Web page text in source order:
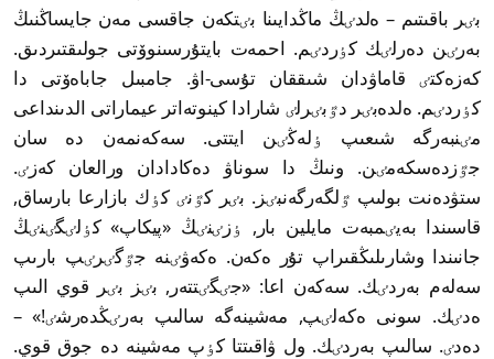
بٸر باقىتىم – ەلدٸڭ ماڭدايىنا بٸتكەن جاقسى مەن جايساڭنىڭ
بەرٸن دەرلٸك كٶردٸم. احمەت بايتۇرسىنوۆتى جولىقتىردىق.
كەزەكتٸ قاماۋدان شىققان تۇسى-اۋ. جامبىل جاباەۆتى دا
كٶردٸم. ەلدەبٸر دٷبٸرلٸ شارادا كينوتەاتر عيماراتى الدىنداعى
مٸنبەرگە شىعىپ ٶلەڭٸن ايتتى. سەكەنمەن دە سان
جٷزدەسكەمٸن. ونىڭ دا سوناۋ دەكادادان ورالعان كەزٸ.
ستۋدەنت بولىپ ٷلگەرگەنبٸز. بٸر كٷنٸ كٶك بازارعا بارساق,
قاسىندا بەيٸمبەت مايلين بار, ٶزٸنٸڭ «پيكاپ» كٶلٸگٸنٸڭ
جانىندا وشارىلىڭقىراپ تۇر ەكەن. ەكەۋٸنە جٷگٸرٸپ بارىپ
سەلەم بەردٸك. سەكەن اعا: «جٸگٸتتەر, بٸز بٸر قوي الىپ
ەدٸك. سونى ەكەلٸپ, مەشينەگە سالىپ بەرٸڭدەرشٸ!» –
دەدٸ. سالىپ بەردٸك. ول ۋاقىتتا كٶپ مەشينە دە جوق قوي.